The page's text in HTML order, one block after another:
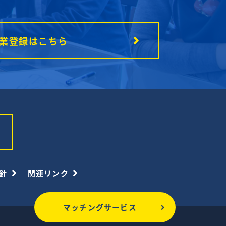
登録はこちら
関連リンク
マッチングサービス